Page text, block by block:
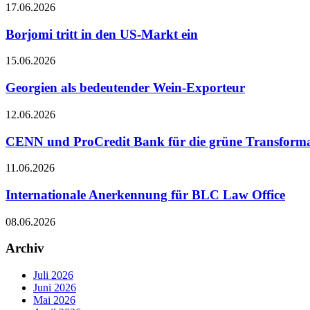
17.06.2026
Borjomi tritt in den US-Markt ein
15.06.2026
Georgien als bedeutender Wein-Exporteur
12.06.2026
CENN und ProCredit Bank für die grüne
11.06.2026
Internationale Anerkennung für BLC Law Office
08.06.2026
Archiv
Juli 2026
Juni 2026
Mai 2026